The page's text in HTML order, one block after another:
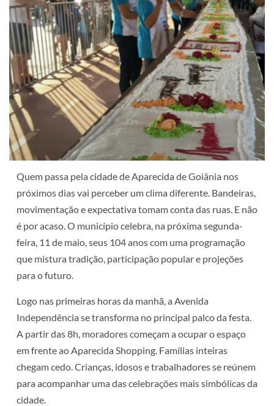
Quem passa pela cidade de Aparecida de Goiânia nos
próximos dias vai perceber um clima diferente. Bandeiras,
movimentação e expectativa tomam conta das ruas. E não
é por acaso. O município celebra, na próxima segunda-
feira, 11 de maio, seus 104 anos com uma programação
que mistura tradição, participação popular e projeções
para o futuro.
Logo nas primeiras horas da manhã, a Avenida
Independência se transforma no principal palco da festa.
A partir das 8h, moradores começam a ocupar o espaço
em frente ao Aparecida Shopping. Famílias inteiras
chegam cedo. Crianças, idosos e trabalhadores se reúnem
para acompanhar uma das celebrações mais simbólicas da
cidade.